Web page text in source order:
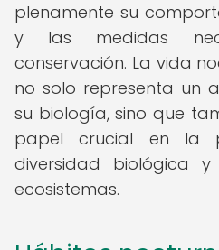
plenamente su
y las medidas
conservación. La vida
no solo representa un
su biología, sino que
papel crucial en la
diversidad biológica
ecosistemas.